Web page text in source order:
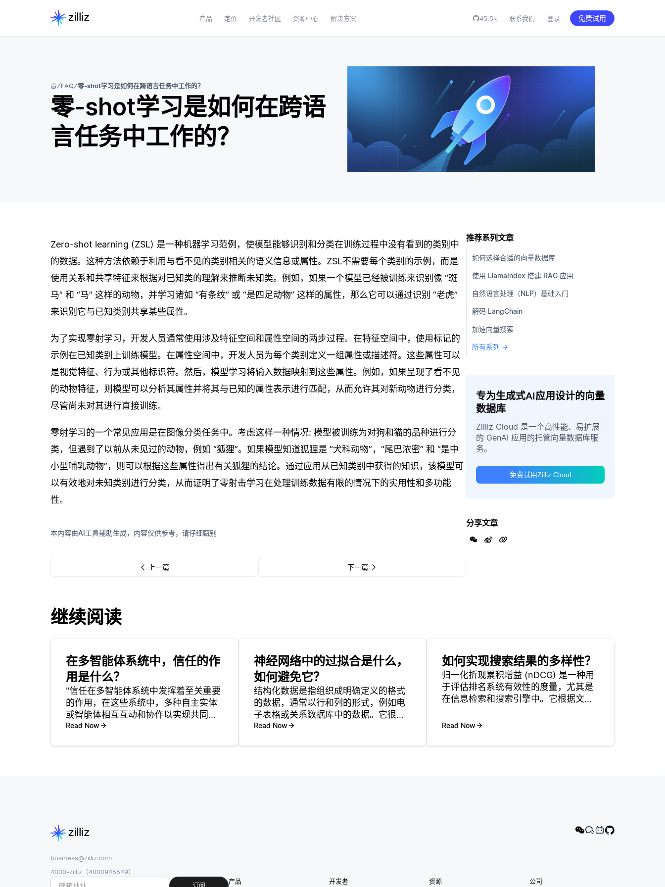
产品 定价 开发者社区 资源中心 解决方案 45.5k 联系我们 登录 免费试用
FAQ 零-shot学习是如何在跨语言任务中工作的？
零-shot学习是如何在跨语
言任务中工作的？
Zero-shot learning (ZSL) 是一种机器学习范例，使模型能够识别和分类在训练过程中没有看到的类别中
的数据。这种方法依赖于利用与看不见的类别相关的语义信息或属性。ZSL不需要每个类别的示例，而是
使用关系和共享特征来根据对已知类的理解来推断未知类。例如，如果一个模型已经被训练来识别像 “斑
马” 和 “马” 这样的动物，并学习诸如 “有条纹” 或 “是四足动物” 这样的属性，那么它可以通过识别 “老虎”
来识别它与已知类别共享某些属性。
为了实现零射学习，开发人员通常使用涉及特征空间和属性空间的两步过程。在特征空间中，使用标记的
示例在已知类别上训练模型。在属性空间中，开发人员为每个类别定义一组属性或描述符。这些属性可以
是视觉特征、行为或其他标识符。然后，模型学习将输入数据映射到这些属性。例如，如果呈现了看不见
的动物特征，则模型可以分析其属性并将其与已知的属性表示进行匹配，从而允许其对新动物进行分类，
尽管尚未对其进行直接训练。
零射学习的一个常见应用是在图像分类任务中。考虑这样一种情况: 模型被训练为对狗和猫的品种进行分
类，但遇到了以前从未见过的动物，例如 “狐狸”。如果模型知道狐狸是 “犬科动物”，“尾巴浓密” 和 “是中
小型哺乳动物”，则可以根据这些属性得出有关狐狸的结论。通过应用从已知类别中获得的知识，该模型可
以有效地对未知类别进行分类，从而证明了零射击学习在处理训练数据有限的情况下的实用性和多功能
性。
本内容由AI工具辅助生成，内容仅供参考，请仔细甄别
上一篇 下一篇
推荐系列文章
如何选择合适的向量数据库
使用 LlamaIndex 搭建 RAG 应用
自然语言处理（NLP）基础入门
解码 LangChain
加速向量搜索
所有系列 →
专为生成式AI应用设计的向量
数据库
Zilliz Cloud 是一个高性能、易扩展
的 GenAI 应用的托管向量数据库服
务。
免费试用Zilliz Cloud
分享文章
继续阅读
在多智能体系统中，信任的作
用是什么？
"信任在多智能体系统中发挥着至关重要
的作用，在这些系统中，多种自主实体
或智能体相互互动和协作以实现共同目
标。信任对于在这些智能体之间建立可
Read Now
神经网络中的过拟合是什么，
如何避免它？
结构化数据是指组织成明确定义的格式
的数据，通常以行和列的形式，例如电
子表格或关系数据库中的数据。它很容
易处理和分析，因为它是高度组织的，
Read Now
如何实现搜索结果的多样性？
归一化折现累积增益 (nDCG) 是一种用
于评估排名系统有效性的度量，尤其是
在信息检索和搜索引擎中。它根据文档
列表的质量。nDCG得分范围从0到1，
Read Now
business@zilliz.com
4000-zilliz（4000945549）
订阅
产品
开发者
资源
公司